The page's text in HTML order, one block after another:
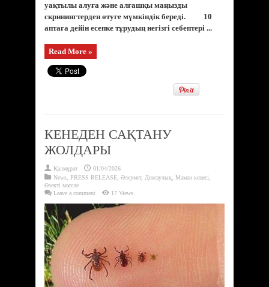
уақтылы алуға және алғашқы маңызды
скринингтерден өтуге мүмкіндік береді. 10
аптаға дейін есепке тұрудың негізгі себептері ...
Read More »
КЕНЕДЕН САҚТАНУ
ЖОЛДАРЫ
Қалмұрат
01/04/2026
News PRESS RELEASE Әлеумет, Денсаулық Маман кеңесі
Өзекті мәселе
Leave a comment
17 Views